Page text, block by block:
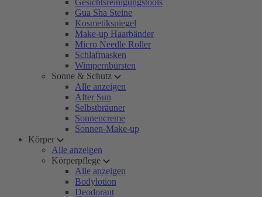
Gesichtsreinigungstools
Gua Sha Steine
Kosmetikspiegel
Make-up Haarbänder
Micro Needle Roller
Schlafmasken
Wimpernbürsten
Sonne & Schutz
Alle anzeigen
After Sun
Selbstbräuner
Sonnencreme
Sonnen-Make-up
Körper
Alle anzeigen
Körperpflege
Alle anzeigen
Bodylotion
Deodorant